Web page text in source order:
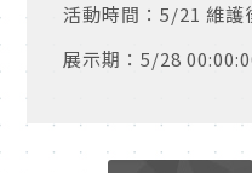
活動時間：5/21 維護
展示期：5/28